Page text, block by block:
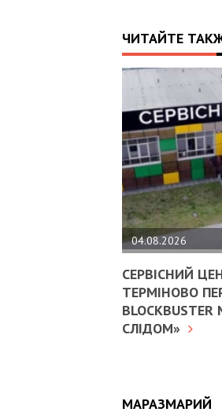
ЧИТАЙТЕ
04.08.2026
СЕРВІСНИЙ
ТЕРМІНОВО
СЛІДОМ»
МАРАЗМАРИЙ